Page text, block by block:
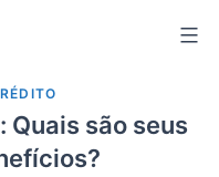
Quais são seus